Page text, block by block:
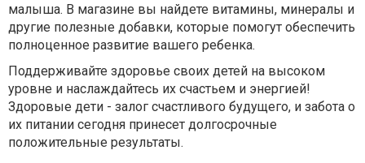
малыша. В магазине вы найдете витамины, минералы и
другие полезные добавки, которые помогут обеспечить
полноценное развитие вашего ребенка.
Поддерживайте здоровье своих детей на высоком
уровне и наслаждайтесь их счастьем и энергией!
Здоровые дети - залог счастливого будущего, и забота о
их питании сегодня принесет долгосрочные
положительные результаты.